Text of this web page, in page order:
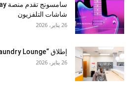
شاشات التلفزيون
26 يناير، 2026
إطلاق “Laundry Lounge” من إل جي للإلكترونيات
26 يناير، 2026